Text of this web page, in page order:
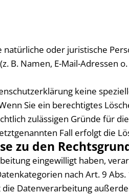
oder juristische
B. Namen, E-Mail-Adressen
keine
Sie ein berechtigtes
zulässigen Gründe für
Fall erfolgt die
zu den
eingewilligt haben,
nach Art. 9
Datenverarbeitung